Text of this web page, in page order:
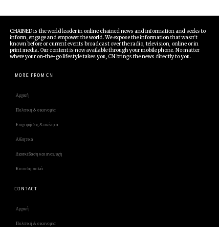
CHAINED is the world leader in online chained news and information and seeks to
inform, engage and empower the world. We expose the information that wasn't
known before or current events broadcast over the radio, television, online or in
print media. Our content is now available through your mobile phone. No matter
where your on-the-go lifestyle takes you, CN brings the news directly to you.
MORE FROM CN
Αρχική
Πολιτική & οικονομία
Επιχειρήσεις & ακίνητα
Αθλητικά
Διασκέδαση και αναψυχή
Κουτσομπολιό
CONTACT
Αρχική
Πολιτική & οικονομία